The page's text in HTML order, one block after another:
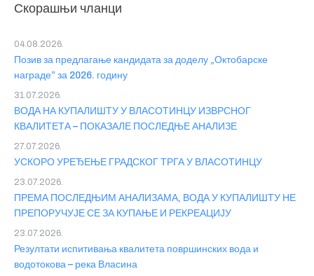
Скорашњи чланци
Позив за предлагање кандидата за доделу „Октобарске
награде” за 2026. годину
04.08.2026.
ВОДА НА КУПАЛИШТУ У ВЛАСОТИНЦУ ИЗВРСНОГ
КВАЛИТЕТА – ПОКАЗАЛЕ ПОСЛЕДЊЕ АНАЛИЗЕ
31.07.2026.
УСКОРО УРЕЂЕЊЕ ГРАДСКОГ ТРГА У ВЛАСОТИНЦУ
27.07.2026.
ПРЕМА ПОСЛЕДЊИМ АНАЛИЗАМА, ВОДА У КУПАЛИШТУ НЕ
ПРЕПОРУЧУЈЕ СЕ ЗА КУПАЊЕ И РЕКРЕАЦИЈУ
23.07.2026.
Резултати испитивања квалитета површинских вода и
водотокова – река Власина
23.07.2026.